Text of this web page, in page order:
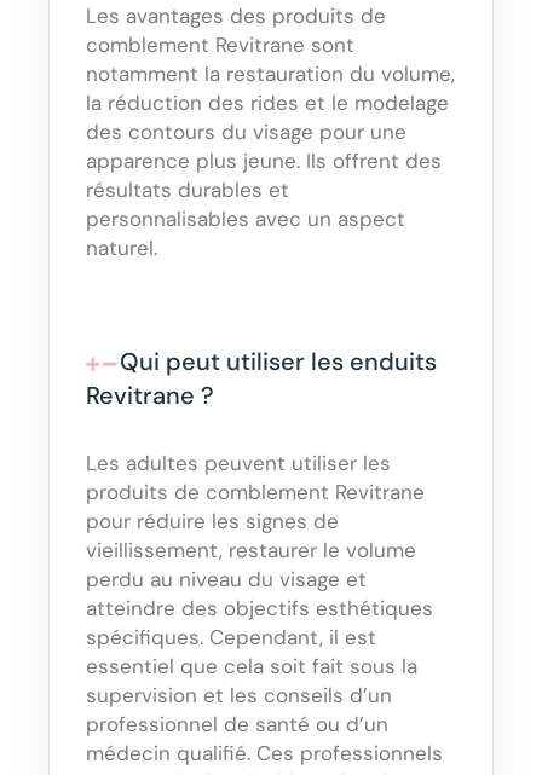
Les avantages des produits de
comblement Revitrane sont
notamment la restauration du volume,
la réduction des rides et le modelage
des contours du visage pour une
apparence plus jeune. Ils offrent des
résultats durables et
personnalisables avec un aspect
naturel.
Qui peut utiliser les enduits
Revitrane ?
Les adultes peuvent utiliser les
produits de comblement Revitrane
pour réduire les signes de
vieillissement, restaurer le volume
perdu au niveau du visage et
atteindre des objectifs esthétiques
spécifiques. Cependant, il est
essentiel que cela soit fait sous la
supervision et les conseils d’un
professionnel de santé ou d’un
médecin qualifié. Ces professionnels